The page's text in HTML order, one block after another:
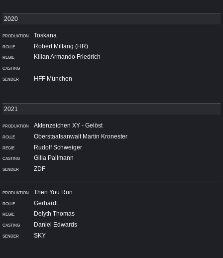
Toskana
Robert Milfang (HR)
Kilian Armando Friedrich
HFF München
Aktenzeichen XY - Gelöst
Oberstaatsanwalt Martin Kronester
Rudolf Schweiger
Gilla Pallmann
ZDF
Then You Run
Gerhardt
Delyth Thomas
Daniel Edwards
SKY